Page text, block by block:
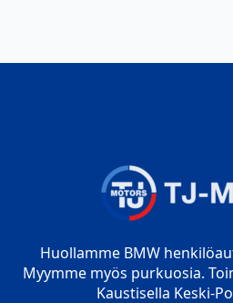
Huollamme BMW
Myymme myös purkuosia.
Kaustisella Keski-